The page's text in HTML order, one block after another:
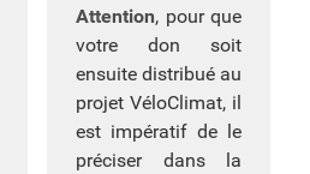
Attention, pour que
votre don soit
ensuite distribué au
projet VéloClimat, il
est impératif de le
préciser dans la